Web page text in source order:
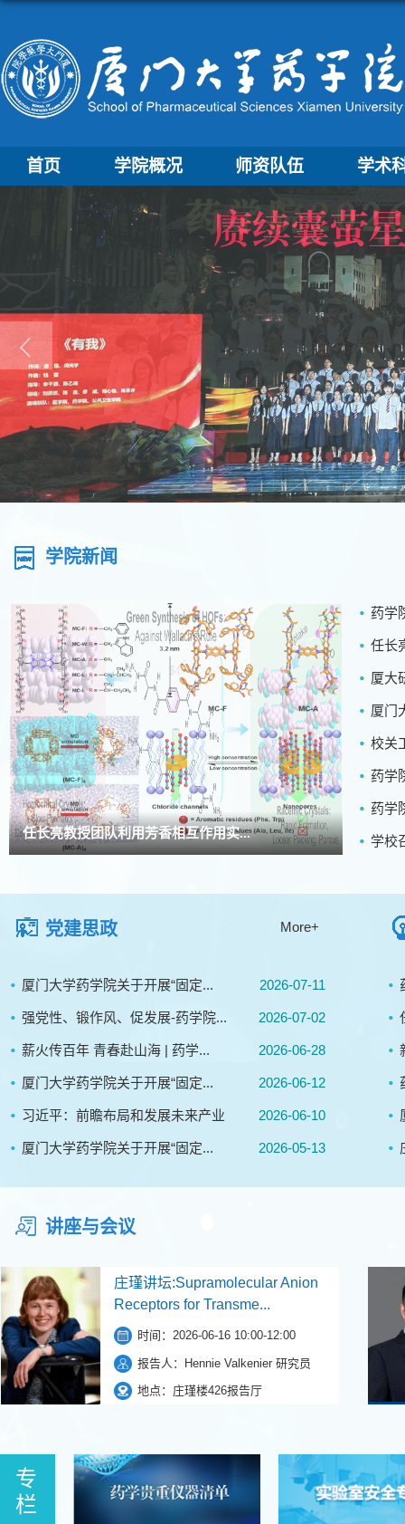
首页 学院概况 师资队伍 学术
学院新闻
任长亮教授团队利用芳香相互作用实...
药学
任长
厦大
厦门
校关
药学
药学
学校
党建思政 More+
厦门大学药学院关于开展“固定... 2026-07-11
强党性、锻作风、促发展-药学院... 2026-07-02
薪火传百年 青春赴山海 | 药学... 2026-06-28
厦门大学药学院关于开展“固定... 2026-06-12
习近平：前瞻布局和发展未来产业 2026-06-10
厦门大学药学院关于开展“固定... 2026-05-13
讲座与会议
庄瑾讲坛:Supramolecular Anion
Receptors for Transme...
时间： 2026-06-16 10:00-12:00
报告人：
Hennie Valkenier 研究员
地点： 庄瑾楼426报告厅
专
栏